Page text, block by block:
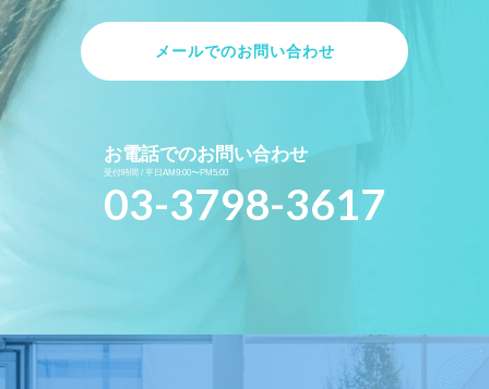
メールでのお問い合わせ
お電話でのお問い合わせ
受付時間 / 平日AM9:00〜PM5:00
03-3798-3617